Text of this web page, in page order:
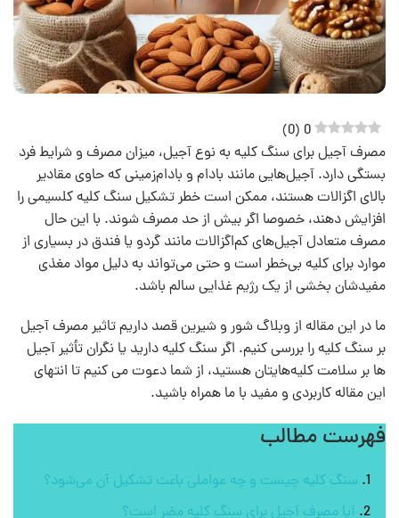
0
(
0
)
مصرف آجیل برای سنگ کلیه به نوع آجیل، میزان مصرف و شرایط فرد
بستگی دارد. آجیل‌هایی مانند بادام و بادام‌زمینی که حاوی مقادیر
بالای اگزالات هستند، ممکن است خطر تشکیل سنگ کلیه کلسیمی را
افزایش دهند، خصوصا اگر بیش از حد مصرف شوند. با این حال
مصرف متعادل آجیل‌های کم‌اگزالات مانند گردو یا فندق در بسیاری از
موارد برای کلیه بی‌خطر است و حتی می‌تواند به دلیل مواد مغذی
مفیدشان بخشی از یک رژیم غذایی سالم باشد.
ما در این مقاله از وبلاگ شور و شیرین قصد داریم تاثیر مصرف آجیل
بر سنگ کلیه را بررسی کنیم. اگر سنگ کلیه دارید یا نگران تأثیر آجیل
ها بر سلامت کلیه‌هایتان هستید، از شما دعوت می کنیم تا انتهای
این مقاله کاربردی و مفید با ما همراه باشید.
فهرست مطالب
سنگ کلیه چیست و چه عواملی باعث تشکیل آن می‌شود؟
آیا مصرف آجیل برای سنگ کلیه​ مضر است؟